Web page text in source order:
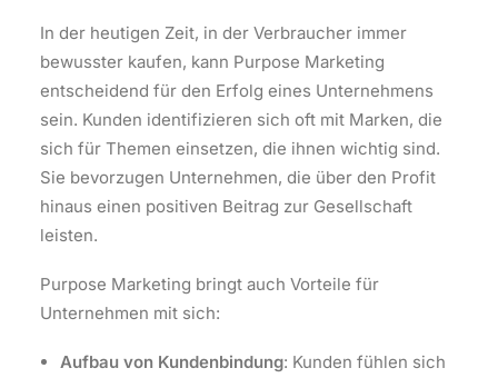
In der heutigen Zeit, in der Verbraucher immer
bewusster kaufen, kann Purpose Marketing
entscheidend für den Erfolg eines Unternehmens
sein. Kunden identifizieren sich oft mit Marken, die
sich für Themen einsetzen, die ihnen wichtig sind.
Sie bevorzugen Unternehmen, die über den Profit
hinaus einen positiven Beitrag zur Gesellschaft
leisten.
Purpose Marketing bringt auch Vorteile für
Unternehmen mit sich:
Aufbau von Kundenbindung: Kunden fühlen sich